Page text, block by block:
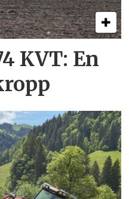
KVT: En